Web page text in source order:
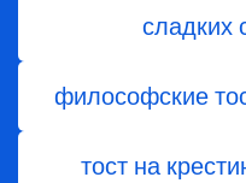
сладких
философские
тост на